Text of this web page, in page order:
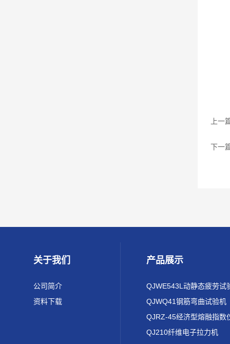
上一
下一
关于我们
公司简介
资料下载
产品展示
QJWE543L动静态疲劳试
QJWQ41钢筋弯曲试验机
QJRZ-45经济型熔融指数
QJ210纤维电子拉力机